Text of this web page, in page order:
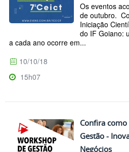
Os eventos
de outubro.
Iniciação
do IF Goiano:
a cada ano ocorre em...
10/10/18
15h07
Confira
Gestão -
Negócios